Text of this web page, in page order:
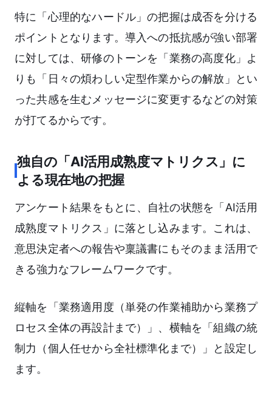
特に「心理的なハードル」の把握は成否を分ける
ポイントとなります。導入への抵抗感が強い部署
に対しては、研修のトーンを「業務の高度化」よ
りも「日々の煩わしい定型作業からの解放」とい
った共感を生むメッセージに変更するなどの対策
が打てるからです。
独自の「AI活用成熟度マトリクス」に
よる現在地の把握
アンケート結果をもとに、自社の状態を「AI活用
成熟度マトリクス」に落とし込みます。これは、
意思決定者への報告や稟議書にもそのまま活用で
きる強力なフレームワークです。
縦軸を「業務適用度（単発の作業補助から業務プ
ロセス全体の再設計まで）」、横軸を「組織の統
制力（個人任せから全社標準化まで）」と設定し
ます。